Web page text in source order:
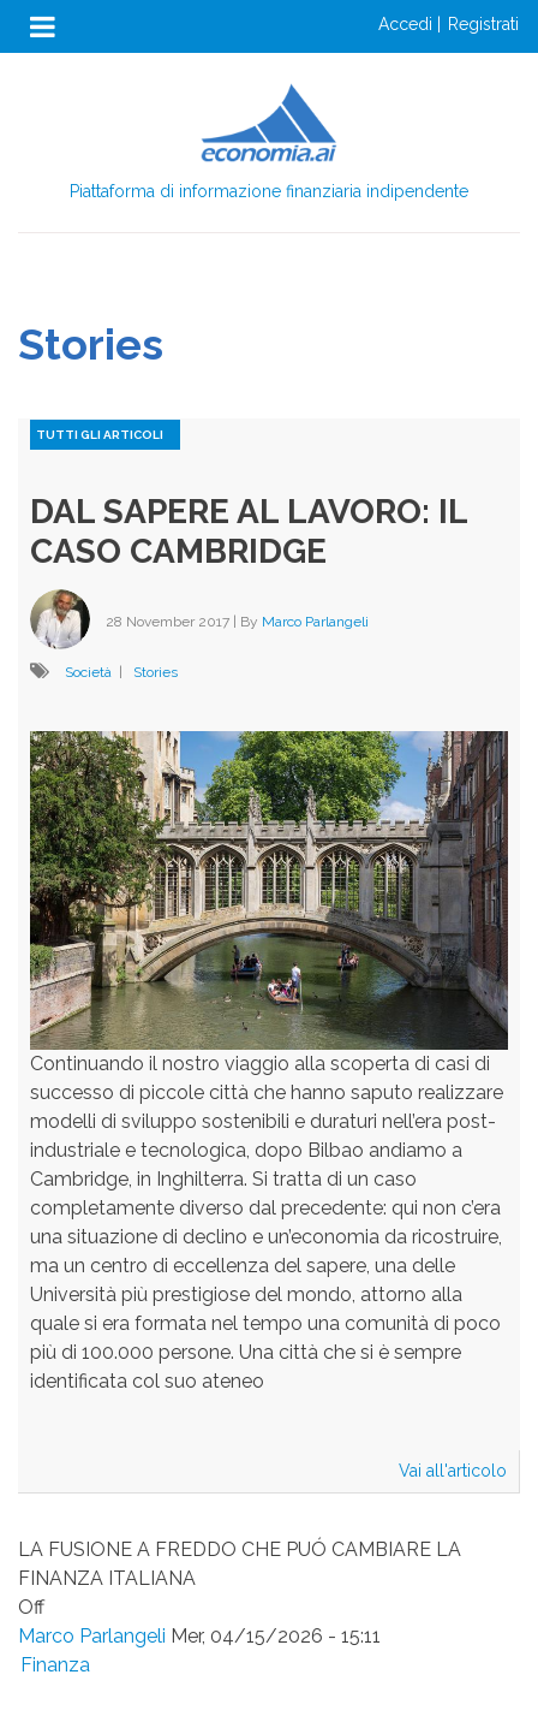
SaltaAnon
Menu
accedi registrati
Piattaforma di informazione finanziaria indipendente
Stories
TUTTI GLI ARTICOLI
DAL SAPERE AL LAVORO: IL
CASO CAMBRIDGE
28 November 2017 | By Marco Parlangeli
Società Stories
Continuando il nostro viaggio alla scoperta di casi di
successo di piccole città che hanno saputo realizzare
modelli di sviluppo sostenibili e duraturi nell’era post-
industriale e tecnologica, dopo Bilbao andiamo a
Cambridge, in Inghilterra. Si tratta di un caso
completamente diverso dal precedente: qui non c’era
una situazione di declino e un’economia da ricostruire,
ma un centro di eccellenza del sapere, una delle
Università più prestigiose del mondo, attorno alla
quale si era formata nel tempo una comunità di poco
più di 100.000 persone. Una città che si è sempre
identificata col suo ateneo
Vai all'articolo
LA FUSIONE A FREDDO CHE PUÓ CAMBIARE LA
FINANZA ITALIANA
Off
Marco Parlangeli Mer, 04/15/2026 - 15:11
Finanza